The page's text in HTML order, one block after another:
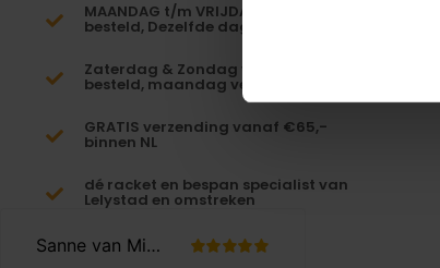
MAANDAG t/m VRIJDAG voor 16:00
besteld, Dezelfde dag verzonden!*
Zaterdag & Zondag voor 23:59
besteld, maandag verzonden!
GRATIS verzending vanaf €65,-
binnen NL
dé racket en bespan specialist van
Lelystad en omstreken